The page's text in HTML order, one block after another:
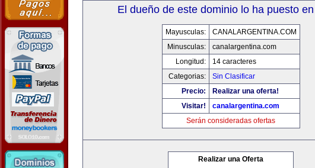
El dueño de este dominio lo ha puesto
Mayusculas:
CANALARGENTINA.COM
Minusculas:
canalargentina.com
Longitud:
14 caracteres
Categorias:
Sin Clasificar
Precio:
Realizar una oferta!
Visitar!
canalargentina.com
Serán consideradas ofertas
Realizar una Oferta